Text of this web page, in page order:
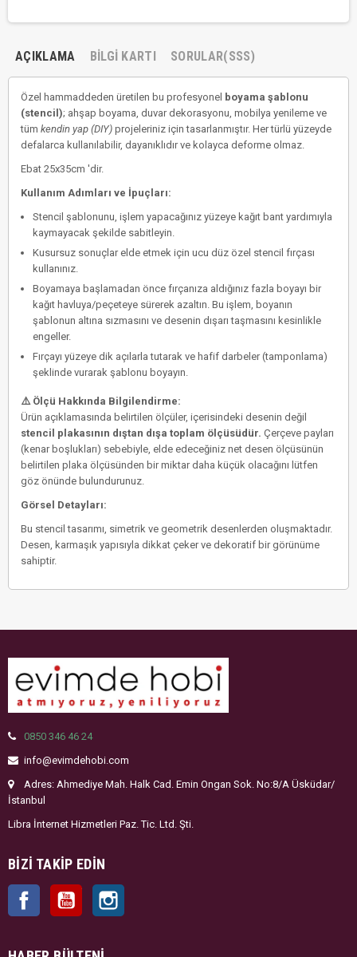
AÇIKLAMA BILGI KARTI SORULAR(SSS)
Özel hammaddeden üretilen bu profesyonel boyama şablonu
(stencil); ahşap boyama, duvar dekorasyonu, mobilya yenileme ve
tüm kendin yap (DIY) projeleriniz için tasarlanmıştır. Her türlü yüzeyde
defalarca kullanılabilir, dayanıklıdır ve kolayca deforme olmaz.
Ebat 25x35cm 'dir.
Kullanım Adımları ve İpuçları:
Stencil şablonunu, işlem yapacağınız yüzeye kağıt bant yardımıyla
kaymayacak şekilde sabitleyin.
Kusursuz sonuçlar elde etmek için ucu düz özel stencil fırçası
kullanınız.
Boyamaya başlamadan önce fırçanıza aldığınız fazla boyayı bir
kağıt havluya/peçeteye sürerek azaltın. Bu işlem, boyanın
şablonun altına sızmasını ve desenin dışarı taşmasını kesinlikle
engeller.
Fırçayı yüzeye dik açılarla tutarak ve hafif darbeler (tamponlama)
şeklinde vurarak şablonu boyayın.
⚠️ Ölçü Hakkında Bilgilendirme:
Ürün açıklamasında belirtilen ölçüler, içerisindeki desenin değil
stencil plakasının dıştan dışa toplam ölçüsüdür. Çerçeve payları
(kenar boşlukları) sebebiyle, elde edeceğiniz net desen ölçüsünün
belirtilen plaka ölçüsünden bir miktar daha küçük olacağını lütfen
göz önünde bulundurunuz.
Görsel Detayları:
Bu stencil tasarımı, simetrik ve geometrik desenlerden oluşmaktadır.
Desen, karmaşık yapısıyla dikkat çeker ve dekoratif bir görünüme
sahiptir.
0850 346 46 24
info@evimdehobi.com
Adres: Ahmediye Mah. Halk Cad. Emin Ongan Sok. No:8/A Üsküdar/
İstanbul
Libra İnternet Hizmetleri Paz. Tic. Ltd. Şti.
BIZI TAKIP EDIN
Facebook YouTube